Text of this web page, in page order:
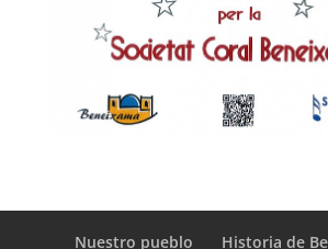
Nuestro pueblo Historia de